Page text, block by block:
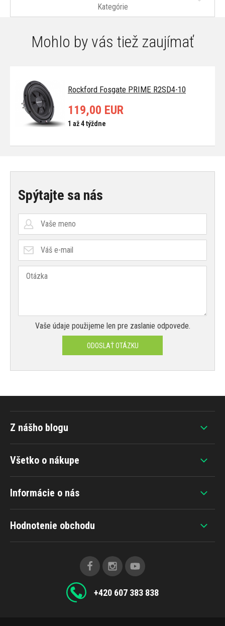
Kategórie
Mohlo by vás tiež zaujímať
Rockford Fosgate PRIME R2SD4-10
119,00 EUR
1 až 4 týždne
Spýtajte sa nás
Vaše údaje použijeme len pre zaslanie odpovede.
ODOSLAŤ OTÁZKU
Všetko o nákupe
Informácie o nás
Hodnotenie obchodu
+420 607 383 838
Z nášho blogu